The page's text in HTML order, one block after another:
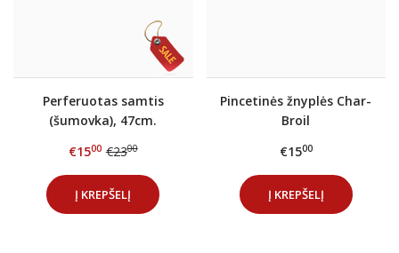
Perferuotas samtis
(šumovka), 47cm.
€1500 €2300
Į KREPŠELĮ
Pincetinės žnyplės Char-
Broil
€1500
Į KREPŠELĮ